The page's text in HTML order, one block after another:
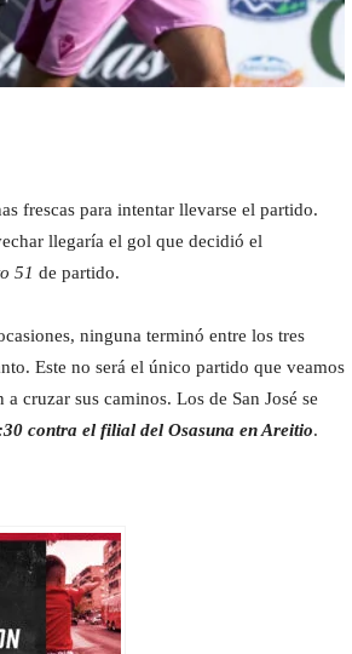
frescas para intentar llevarse el partido.
llegaría el gol que decidió el
51 de partido.
ninguna terminó entre los tres
Este no será el único partido que veamos
cruzar sus caminos. Los de San José se
contra el filial del Osasuna en Areitio.